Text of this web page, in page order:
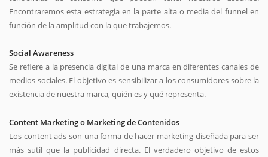
Encontraremos esta estrategia en la parte alta o media del funnel en
función de la amplitud con la que trabajemos.
Social Awareness
Se refiere a la presencia digital de una marca en diferentes canales de
medios sociales. El objetivo es sensibilizar a los consumidores sobre la
existencia de nuestra marca, quién es y qué representa.
Content Marketing o Marketing de Contenidos
Los content ads son una forma de hacer marketing diseñada para ser
más sutil que la publicidad directa. El verdadero objetivo de estos